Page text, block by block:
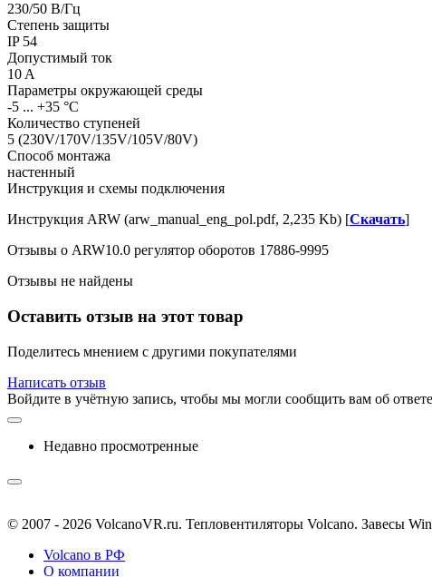
230/50 В/Гц
Степень защиты
IP54
Допустимый ток
10 A
Параметры окружающей среды
-5 ... +35 °С
Количество ступеней
5 (230V/170V/135V/105V/80V)
Способ монтажа
настенный
Инструкция и схемы подключения
Инструкция ARW (arw_manual_eng_pol.pdf, 2,235 Kb) [Скачать]
Отзывы о ARW10.0 регулятор оборотов 17886-9995
Отзывы не найдены
Оставить отзыв на этот товар
Поделитесь мнением с другими покупателями
Написать отзыв
Войдите в учётную запись, чтобы мы могли сообщить вам об ответе
Недавно просмотренные
© 2007 - 2026 VolcanoVR.ru. Тепловентиляторы Volcano. Завесы
Volcano в РФ
О компании